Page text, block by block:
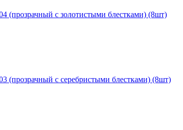
(прозрачный с золотистыми блестками) (8шт)
(прозрачный с серебристыми блестками) (8шт)